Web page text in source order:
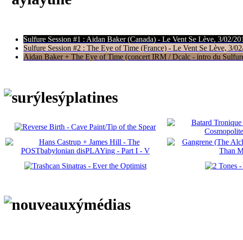
Sulfure Session #1 : Aidan Baker (Canada) - Le Vent Se Lève, 3/02/
Sulfure Session #2 : The Eye of Time (France) - Le Vent Se Lève, 3/
Aidan Baker + The Eye of Time (concert IRM / Dcalc - intro du